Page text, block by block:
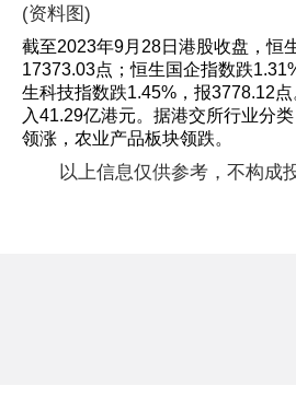
(资料图)
截至2023年9月28日港股收盘，恒
17373.03点；恒生国企指数跌
生科技指数跌1.45%，报3778.12
入41.29亿港元。据港交所行业分
领涨，农业产品板块领跌。
以上信息仅供参考，不构成